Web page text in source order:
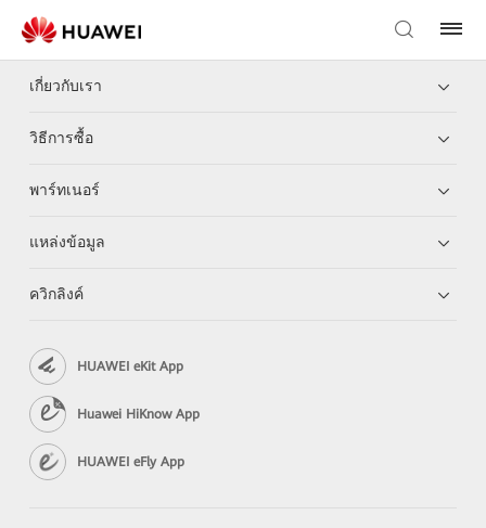
เกี่ยวกับเรา
วิธีการซื้อ
พาร์ทเนอร์
แหล่งข้อมูล
ควิกลิงค์
HUAWEI eKit App
Huawei HiKnow App
HUAWEI eFly App